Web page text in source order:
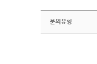
문의유형